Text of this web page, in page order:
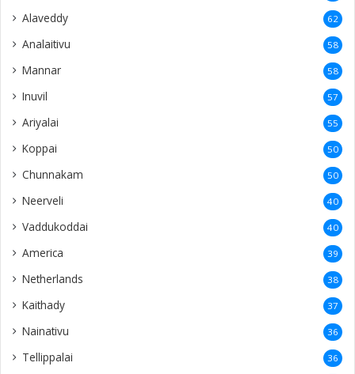
Alaveddy 62
Analaitivu 58
Mannar 58
Inuvil 57
Ariyalai 55
Koppai 50
Chunnakam 50
Neerveli 40
Vaddukoddai 40
America 39
Netherlands 38
Kaithady 37
Nainativu 36
Tellippalai 36